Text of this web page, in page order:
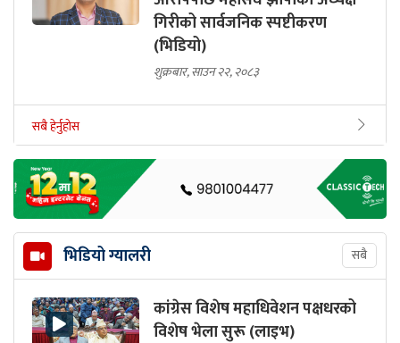
गिरीको सार्वजनिक स्पष्टीकरण
(भिडियो)
शुक्रबार, साउन २२, २०८३
सबै हेर्नुहोस
भिडियो ग्यालरी सबै
कांग्रेस विशेष महाधिवेशन पक्षधरको
विशेष भेला सुरू (लाइभ)